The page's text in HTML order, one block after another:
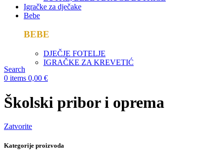
Igračke za dječake
Bebe
BEBE
DJEČJE FOTELJE
IGRAČKE ZA KREVETIĆ
Search
0 items 0,00 €
Školski pribor i oprema
Zatvorite
Kategorije proizvoda